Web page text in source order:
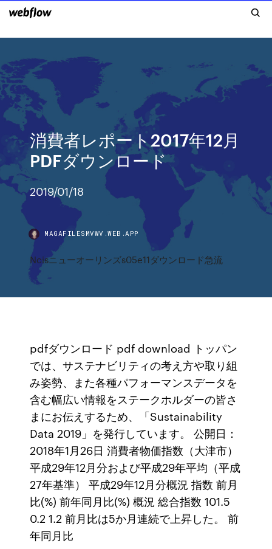
消費者レポート2017年12月
PDFダウンロード
2019/01/18
MAGAFILESMVWV.WEB.APP
Ncisニューオーリンズs05e11ダウンロード急流
pdfダウンロード pdf download トッパン
では、サステナビリティの考え方や取り組
み姿勢、また各種パフォーマンスデータを
含む幅広い情報をステークホルダーの皆さ
まにお伝えするため、「Sustainability
Data 2019」を発行しています。 公開日：
2018年1月26日 消費者物価指数（大津市）
平成29年12月分および平成29年平均（平成
27年基準） 平成29年12月分概況 指数 前月
比(%) 前年同月比(%) 概況 総合指数 101.5
0.2 1.2 前月比は5か月連続で上昇した。 前
年同月比